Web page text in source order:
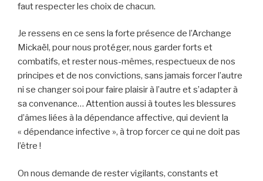
faut respecter les choix de chacun.
Je ressens en ce sens la forte présence de l’Archange
Mickaël, pour nous protéger, nous garder forts et
combatifs, et rester nous-mêmes, respectueux de nos
principes et de nos convictions, sans jamais forcer l’autre
ni se changer soi pour faire plaisir à l’autre et s’adapter à
sa convenance… Attention aussi à toutes les blessures
d’âmes liées à la dépendance affective, qui devient la
« dépendance infective », à trop forcer ce qui ne doit pas
l’être !
On nous demande de rester vigilants, constants et